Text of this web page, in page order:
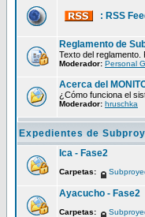
: RSS
Reglamento de
Texto del
Moderador: Personal
Acerca del
¿Cómo funciona el
Moderador: hruschka
Expedientes de
Ica - Fase2
Carpetas:
Ayacucho - Fase2
Carpetas: